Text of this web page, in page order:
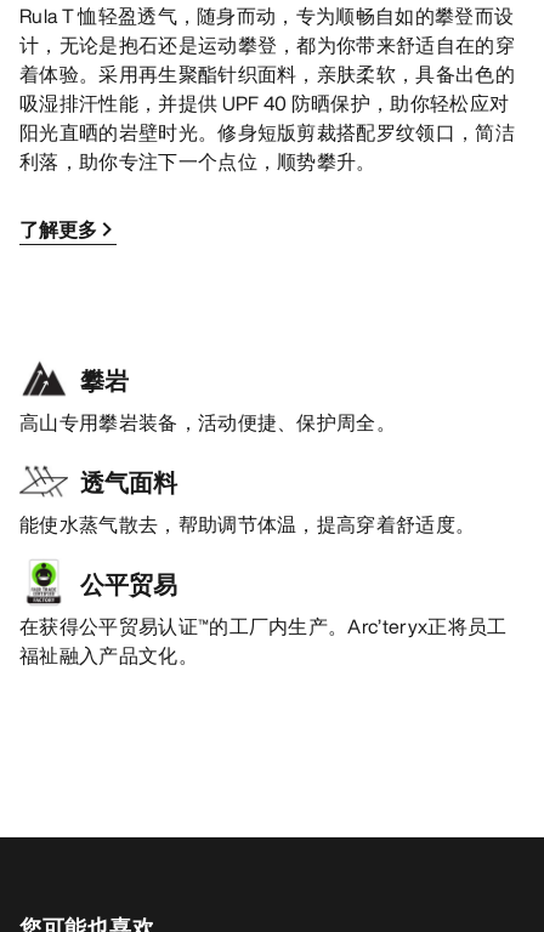
Rula T 恤轻盈透气，随身而动，专为顺畅自如的攀登而设
计，无论是抱石还是运动攀登，都为你带来舒适自在的穿
着体验。采用再生聚酯针织面料，亲肤柔软，具备出色的
吸湿排汗性能，并提供 UPF 40 防晒保护，助你轻松应对
阳光直晒的岩壁时光。修身短版剪裁搭配罗纹领口，简洁
利落，助你专注下一个点位，顺势攀升。
了解更多
攀岩
高山专用攀岩装备，活动便捷、保护周全。
透气面料
能使水蒸气散去，帮助调节体温，提高穿着舒适度。
公平贸易
在获得公平贸易认证™的工厂内生产。Arc’teryx正将员工
福祉融入产品文化。